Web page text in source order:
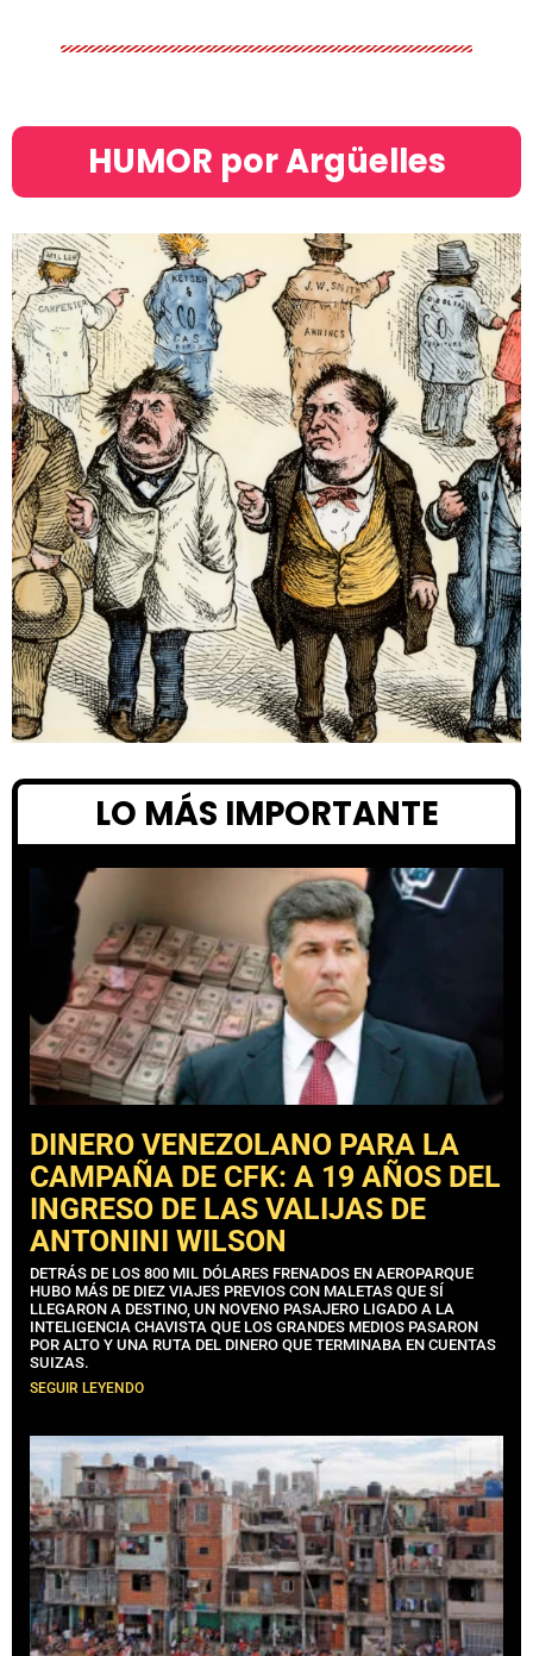
HUMOR por Argüelles​
LO MÁS IMPORTANTE
DINERO VENEZOLANO PARA LA
CAMPAÑA DE CFK: A 19 AÑOS DEL
INGRESO DE LAS VALIJAS DE
ANTONINI WILSON
DETRÁS DE LOS 800 MIL DÓLARES FRENADOS EN AEROPARQUE
HUBO MÁS DE DIEZ VIAJES PREVIOS CON MALETAS QUE SÍ
LLEGARON A DESTINO, UN NOVENO PASAJERO LIGADO A LA
INTELIGENCIA CHAVISTA QUE LOS GRANDES MEDIOS PASARON
POR ALTO Y UNA RUTA DEL DINERO QUE TERMINABA EN CUENTAS
SUIZAS.
SEGUIR LEYENDO